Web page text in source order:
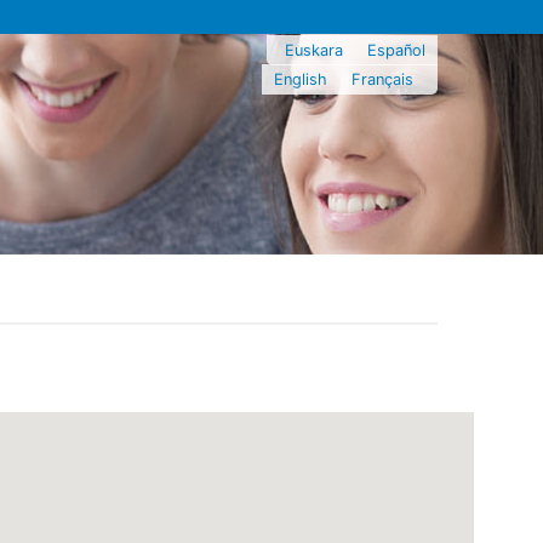
Euskara
Español
English
Français